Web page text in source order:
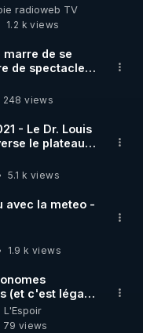
(stages,
ODYSEE
aussi sur la
radioweb TV
1.2 k views
marre de se
de spectacle.
de devenir
248 views
- Le Dr. Louis
le plateau
5.1 k views
avec la meteo -
1.9 k views
(et c'est légal).
en
L'Espoir
79 views